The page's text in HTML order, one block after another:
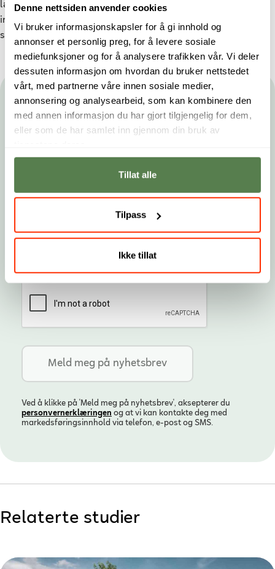
Denne nettsiden anvender cookies
Vi bruker informasjonskapsler for å gi innhold og
annonser et personlig preg, for å levere sosiale
mediefunksjoner og for å analysere trafikken vår. Vi deler
dessuten informasjon om hvordan du bruker nettstedet
vårt, med partnerne våre innen sosiale medier,
annonsering og analysearbeid, som kan kombinere den
med annen informasjon du har gjort tilgjengelig for dem,
eller som de har samlet inn gjennom din bruk av
Tillat alle
Tilpass
Ikke tillat
lærer masse. Selv om det koster penger, er dette en
investering for fremtiden din og en investering i seg selv, noe
som alltid er verdt det, avslutter hun.
Hold deg oppdatert
Gjør som tusenvis av studenter og få nyhetsbrev fra
Landskode
Telefonnummer
Ved å klikke på 'Meld meg på nyhetsbrev', aksepterer du
personvern­erklæringen og at vi kan kontakte deg med
markedsføringsinnhold via telefon, e-post og SMS.
Relaterte studier